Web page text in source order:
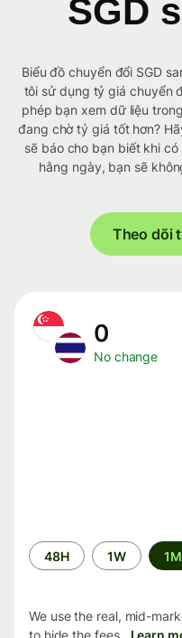
SGD
Biểu đồ chuyển đổi SGD
tôi sử dụng tỷ giá chuyển
phép bạn xem dữ liệu
đang chờ tỷ giá tốt hơn?
sẽ báo cho bạn biết khi
hằng ngày, bạn sẽ
Theo dõi
0
No change
Time
period
48H 1W 1M
We use the real, mid-